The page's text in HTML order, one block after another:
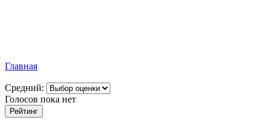
Главная
Средний:
Голосов пока нет